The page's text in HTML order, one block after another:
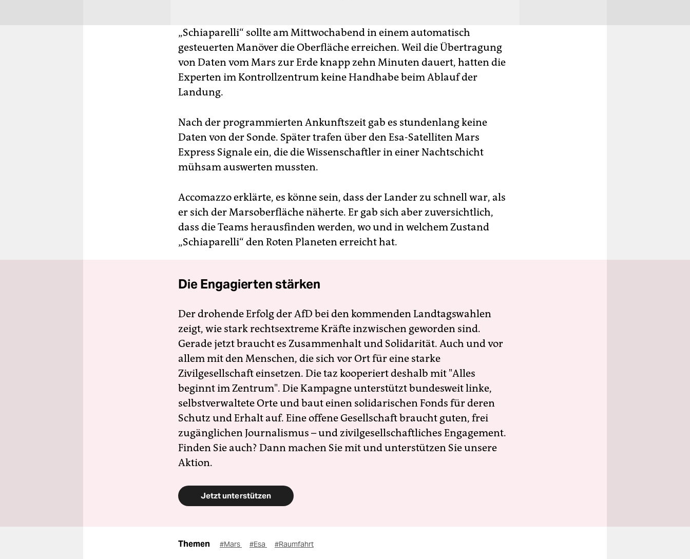
„Schiaparelli“ sollte am Mittwochabend in einem automatisch
gesteuerten Manöver die Oberfläche erreichen. Weil die Übertragung
von Daten vom Mars zur Erde knapp zehn Minuten dauert, hatten die
Experten im Kontrollzentrum keine Handhabe beim Ablauf der
Landung.
Nach der programmierten Ankunftszeit gab es stundenlang keine
Daten von der Sonde. Später trafen über den Esa-Satelliten Mars
Express Signale ein, die die Wissenschaftler in einer Nachtschicht
mühsam auswerten mussten.
Accomazzo erklärte, es könne sein, dass der Lander zu schnell war, als
er sich der Marsoberfläche näherte. Er gab sich aber zuversichtlich,
dass die Teams herausfinden werden, wo und in welchem Zustand
„Schiaparelli“ den Roten Planeten erreicht hat.
Die Engagierten stärken
Der drohende Erfolg der AfD bei den kommenden Landtagswahlen
zeigt, wie stark rechtsextreme Kräfte inzwischen geworden sind.
Gerade jetzt braucht es Zusammenhalt und Solidarität. Auch und vor
allem mit den Menschen, die sich vor Ort für eine starke
Zivilgesellschaft einsetzen. Die taz kooperiert deshalb mit "Alles
beginnt im Zentrum". Die Kampagne unterstützt bundesweit linke,
selbstverwaltete Orte und baut einen solidarischen Fonds für deren
Schutz und Erhalt auf. Eine offene Gesellschaft braucht guten, frei
zugänglichen Journalismus – und zivilgesellschaftliches Engagement.
Finden Sie auch? Dann machen Sie mit und unterstützen Sie unsere
Aktion.
Jetzt unterstützen
Themen #Mars #Esa #Raumfahrt